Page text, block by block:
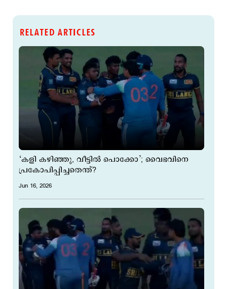
RELATED ARTICLES
‘കളി കഴിഞ്ഞു, വീട്ടില്‍ പൊക്കോ’; വൈഭവിനെ
പ്രകോപിപ്പിച്ചതെന്ത്?
Jun 16, 2026